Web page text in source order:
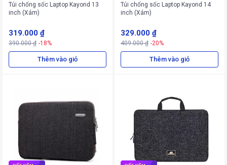
Túi chống sốc Laptop Kayond 13
inch (Xám)
319.000 ₫
390.000 ₫ -18%
Thêm vào giỏ
Túi chống sốc Laptop Kayond 14
inch (Xám)
329.000 ₫
409.000 ₫ -20%
Thêm vào giỏ